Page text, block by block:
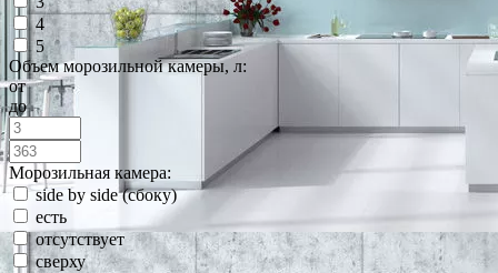
4
5
Объем морозильной камеры, л:
от
до
Морозильная камера:
side by side (сбоку)
есть
отсутствует
сверху